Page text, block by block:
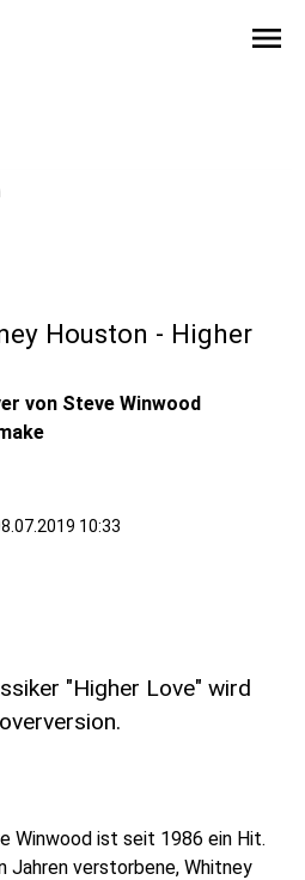
menu
Houston - Higher
von Steve Winwood
10:33
"Higher Love" wird
Winwood ist seit 1986 ein Hit.
Jahren verstorbene, Whitney